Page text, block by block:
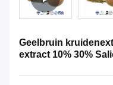
Geelbruin
extract 10% 30%